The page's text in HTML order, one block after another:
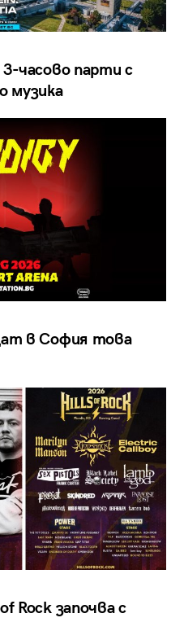
часово парти с
музика
в София това
Rock започва с